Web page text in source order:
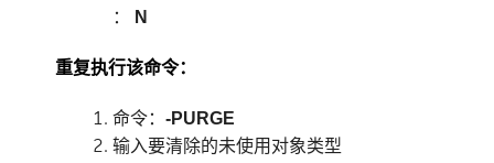
：
N
重复执行该命令：
命令：-PURGE
输入要清除的未使用对象类型